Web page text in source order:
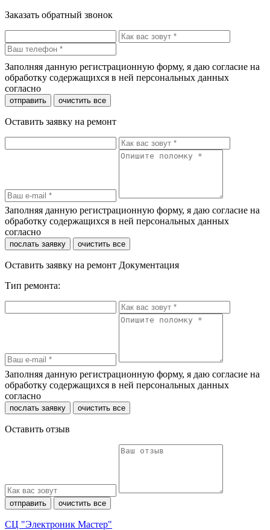
Заказать обратный звонок
Заполняя данную регистрационную форму, я даю согласие на
обработку содержащихся в ней персональных данных
согласно
отправить очистить все
Оставить заявку на ремонт
Заполняя данную регистрационную форму, я даю согласие на
обработку содержащихся в ней персональных данных
согласно
послать заявку очистить все
Оставить заявку на ремонт Документация
Тип ремонта:
Заполняя данную регистрационную форму, я даю согласие на
обработку содержащихся в ней персональных данных
согласно
послать заявку очистить все
Оставить отзыв
отправить очистить все
СЦ "Электроник Мастер"